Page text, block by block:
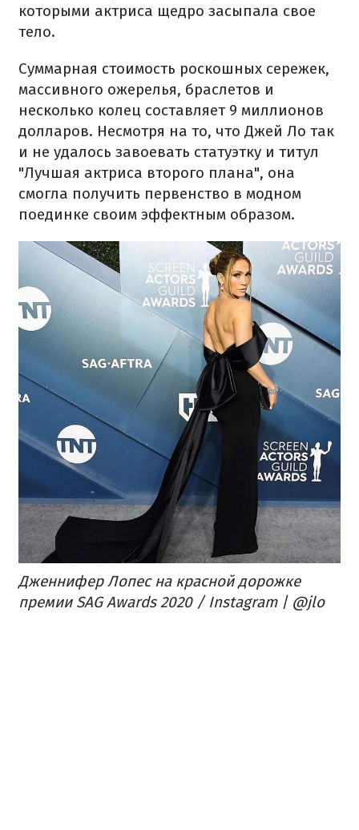
которыми актриса щедро засыпала свое
тело.
Суммарная стоимость роскошных сережек,
массивного ожерелья, браслетов и
несколько колец составляет 9 миллионов
долларов. Несмотря на то, что Джей Ло так
и не удалось завоевать статуэтку и титул
"Лучшая актриса второго плана", она
смогла получить первенство в модном
поединке своим эффектным образом.
​Дженнифер Лопес на красной дорожке
премии SAG Awards 2020 / Instagram | @jlo